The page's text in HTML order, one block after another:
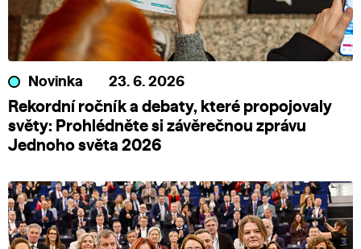
Novinka 23. 6. 2026
Rekordní ročník a debaty, které propojovaly
světy: Prohlédněte si závěrečnou zprávu
Jednoho světa 2026